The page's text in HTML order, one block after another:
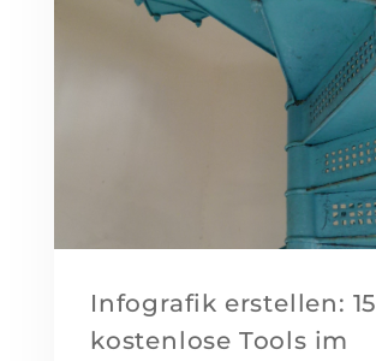
Infografik erstellen: 15
kostenlose Tools im